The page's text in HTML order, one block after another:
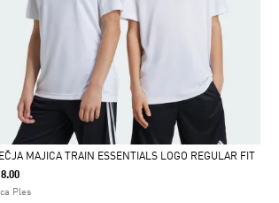
MAJICA TRAIN ESSENTIALS LOGO REGULAR FIT
Ples